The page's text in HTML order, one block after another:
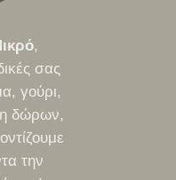
,
σας
γούρι,
δώρων,
την